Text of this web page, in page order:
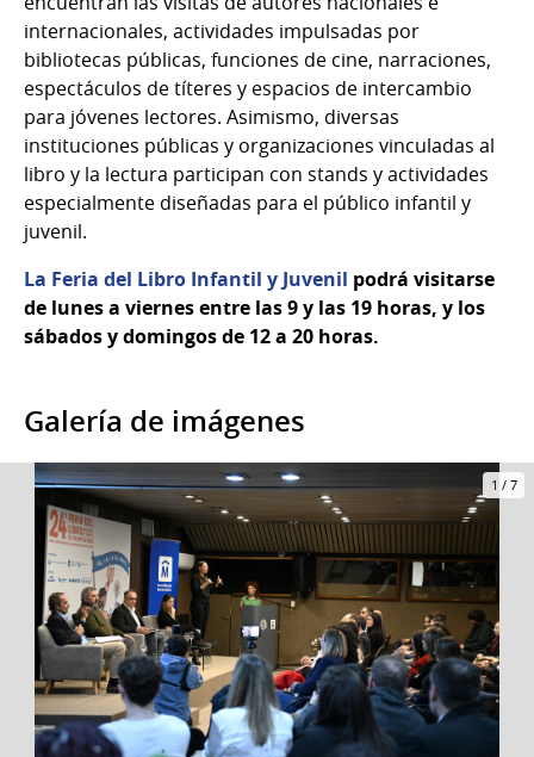
internacionales, actividades impulsadas por
bibliotecas públicas, funciones de cine, narraciones,
espectáculos de títeres y espacios de intercambio
para jóvenes lectores. Asimismo, diversas
instituciones públicas y organizaciones vinculadas al
libro y la lectura participan con stands y actividades
especialmente diseñadas para el público infantil y
juvenil.
La Feria del Libro Infantil y Juvenil podrá visitarse
de lunes a viernes entre las 9 y las 19 horas, y los
sábados y domingos de 12 a 20 horas.
Galería de imágenes
1 / 7